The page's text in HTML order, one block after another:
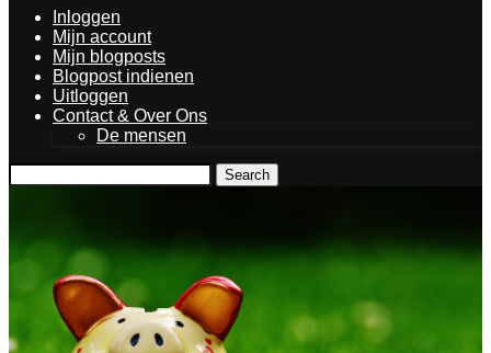
Inloggen
Mijn account
Mijn blogposts
Blogpost indienen
Uitloggen
Contact & Over Ons
De mensen
Search